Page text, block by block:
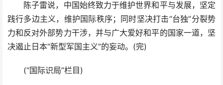
陈子雷说，中国始终致力于维护世界和平与发展，坚定
践行多边主义，维护国际秩序；同时坚决打击“台独”分裂势
力和反对外部势力干涉，并与广大爱好和平的国家一道，坚
决遏止日本“新型军国主义”的妄动。(完)
(“国际识局”栏目)